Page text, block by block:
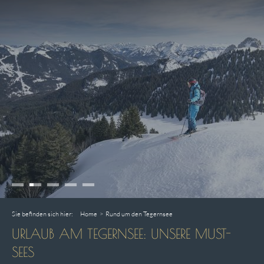
Sie befinden sich hier: Home > Rund um den Tegernsee
URLAUB AM TEGERNSEE: UNSERE MUST-
SEES